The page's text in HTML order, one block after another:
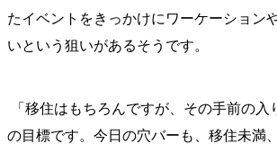
たイベントをきっかけにワーケーション
いという狙いがあるそうです。
「移住はもちろんですが、その手前の入
の目標です。今日の穴バーも、移住未満